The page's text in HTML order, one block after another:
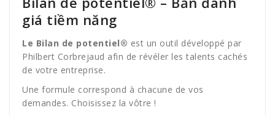
giá tiềm năng
Le Bilan de potentiel® est un outil développé par
Philbert Corbrejaud afin de révéler les talents cachés
de votre entreprise.
Une formule correspond à chacune de vos
demandes. Choisissez la vôtre !